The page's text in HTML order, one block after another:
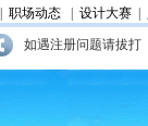
职场动态 设计大赛
如遇注册问题请拔打